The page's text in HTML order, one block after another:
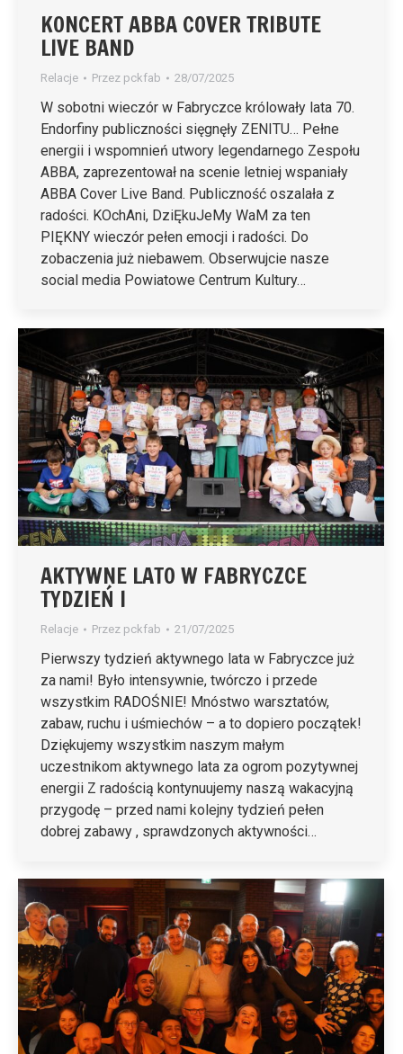
KONCERT ABBA COVER TRIBUTE
LIVE BAND
Relacje Przez pckfab 28/07/2025
W sobotni wieczór w Fabryczce królowały lata 70.
Endorfiny publiczności sięgnęły ZENITU… Pełne
energii i wspomnień utwory legendarnego Zespołu
ABBA, zaprezentował na scenie letniej wspaniały
ABBA Cover Live Band. Publiczność oszalała z
radości. KOchAni, DziĘkuJeMy WaM za ten
PIĘKNY wieczór pełen emocji i radości. Do
zobaczenia już niebawem. Obserwujcie nasze
social media Powiatowe Centrum Kultury…
AKTYWNE LATO W FABRYCZCE
TYDZIEŃ I
Relacje Przez pckfab 21/07/2025
Pierwszy tydzień aktywnego lata w Fabryczce już
za nami! Było intensywnie, twórczo i przede
wszystkim RADOŚNIE! Mnóstwo warsztatów,
zabaw, ruchu i uśmiechów – a to dopiero początek!
Dziękujemy wszystkim naszym małym
uczestnikom aktywnego lata za ogrom pozytywnej
energii Z radością kontynuujemy naszą wakacyjną
przygodę – przed nami kolejny tydzień pełen
dobrej zabawy , sprawdzonych aktywności…